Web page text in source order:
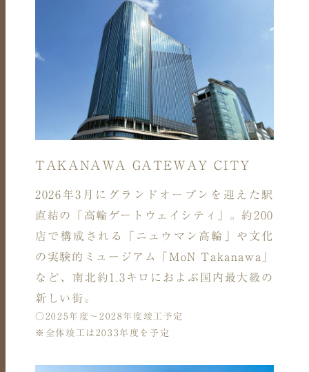
TAKANAWA GATEWAY CITY
2026年3月にグランドオープンを迎えた駅
直結の「高輪ゲートウェイシティ」。約200
店で構成される「ニュウマン高輪」や文化
の実験的ミュージアム「MoN Takanawa」
など、南北約1.3キロにおよぶ国内最大級の
新しい街。
○2025年度～2028年度竣工予定
※全体竣工は2033年度を予定